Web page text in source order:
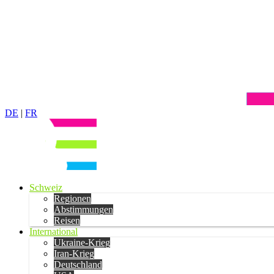
DE | FR
Schweiz
Regionen
Abstimmungen
Reisen
International
Ukraine-Krieg
Iran-Krieg
Deutschland